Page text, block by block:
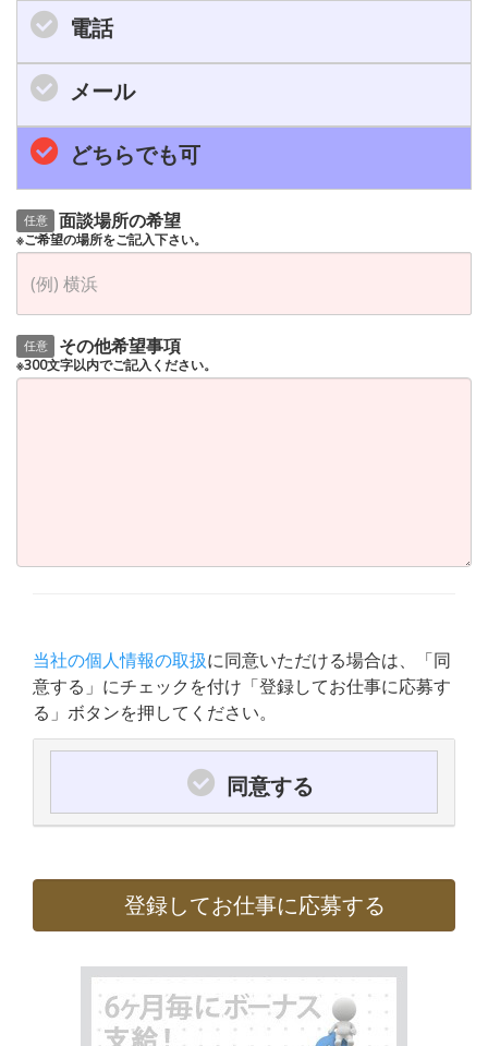
電話
メール
どちらでも可
任意 面談場所の希望
※ご希望の場所をご記入下さい。
任意 その他希望事項
※300文字以内でご記入ください。
当社の個人情報の取扱に同意いただける場合は、「同
意する」にチェックを付け「登録してお仕事に応募す
る」ボタンを押してください。
同意する